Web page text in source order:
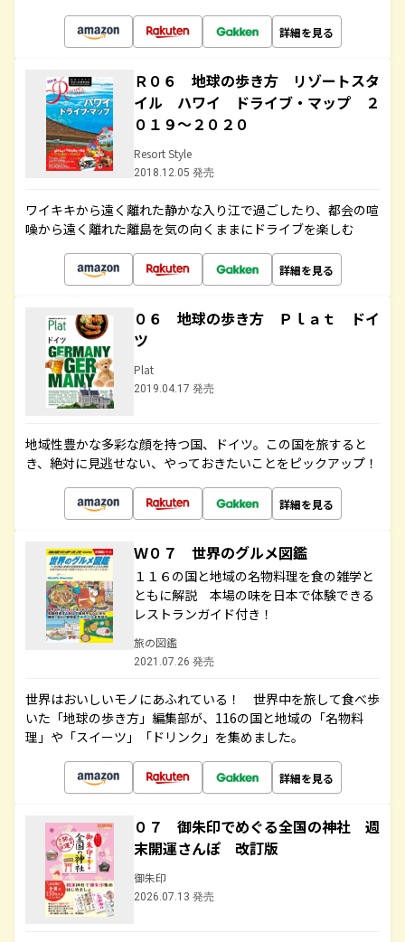
詳細を見る
Ｒ０６ 地球の歩き方 リゾートスタ
イル ハワイ ドライブ・マップ ２
０１９～２０２０
Resort Style
2018.12.05 発売
ワイキキから遠く離れた静かな入り江で過ごしたり、都会の喧
噪から遠く離れた離島を気の向くままにドライブを楽しむ
詳細を見る
０６ 地球の歩き方 Ｐｌａｔ ドイ
ツ
Plat
2019.04.17 発売
地域性豊かな多彩な顔を持つ国、ドイツ。この国を旅すると
き、絶対に見逃せない、やっておきたいことをピックアップ！
詳細を見る
Ｗ０７ 世界のグルメ図鑑
１１６の国と地域の名物料理を食の雑学と
ともに解説 本場の味を日本で体験できる
レストランガイド付き！
旅の図鑑
2021.07.26 発売
世界はおいしいモノにあふれている！ 世界中を旅して食べ歩
いた「地球の歩き方」編集部が、116の国と地域の「名物料
理」や「スイーツ」「ドリンク」を集めました。
詳細を見る
０７ 御朱印でめぐる全国の神社 週
末開運さんぽ 改訂版
御朱印
2026.07.13 発売